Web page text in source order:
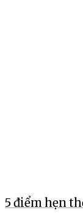
5 điểm hẹn